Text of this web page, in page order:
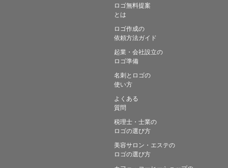
ロゴ無料提案
とは
ロゴ作成の
依頼方法ガイド
起業・会社設立の
ロゴ準備
名刺とロゴの
使い方
よくある
質問
税理士・士業の
ロゴの選び方
美容サロン・エステの
ロゴの選び方